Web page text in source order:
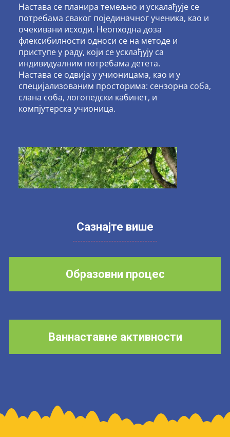
Настава се планира темељно и ускалађује се
потребама сваког појединачног ученика, као и
очекивани исходи. Неопходна доза
флексибилности односи се на методе и
приступе у раду, који се усклађују са
индивидуалним потребама детета.
Настава се одвија у учионицама, као и у
специјализованим просторима: сензорна соба,
слана соба, логопедски кабинет, и
компјутерска учионица.
Сазнајте више